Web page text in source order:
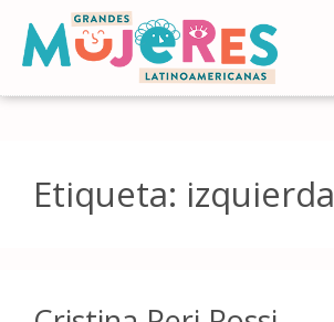
Etiqueta: izquierda